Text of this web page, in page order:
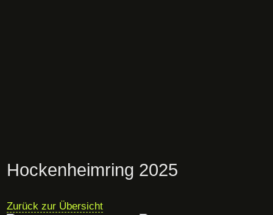
Hockenheimring 2025
Zurück zur Übersicht